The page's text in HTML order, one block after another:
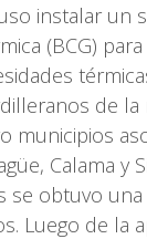
instalar un
(BCG)
de la
municipios
Calama y
se obtuvo
Luego de la